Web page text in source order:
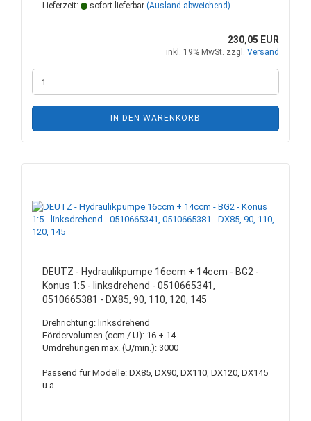
Lieferzeit: sofort lieferbar (Ausland abweichend)
230,05 EUR
inkl. 19% MwSt. zzgl. Versand
IN DEN WARENKORB
DEUTZ - Hydraulikpumpe 16ccm + 14ccm - BG2 -
Konus 1:5 - linksdrehend - 0510665341,
0510665381 - DX85, 90, 110, 120, 145
Drehrichtung: linksdrehend
Fördervolumen (ccm / U): 16 + 14
Umdrehungen max. (U/min.): 3000
Passend für Modelle: DX85, DX90, DX110, DX120, DX145
u.a.